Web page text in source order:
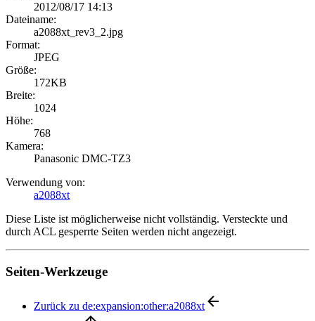
2012/08/17 14:13
Dateiname:
a2088xt_rev3_2.jpg
Format:
JPEG
Größe:
172KB
Breite:
1024
Höhe:
768
Kamera:
Panasonic DMC-TZ3
Verwendung von:
a2088xt
Diese Liste ist möglicherweise nicht vollständig. Versteckte und
durch ACL gesperrte Seiten werden nicht angezeigt.
Seiten-Werkzeuge
Zurück zu de:expansion:other:a2088xt